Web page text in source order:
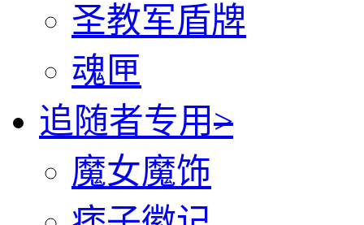
圣教军盾牌
魂匣
追随者专用>
魔女魔饰